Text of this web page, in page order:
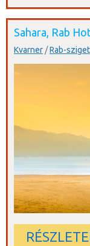
Sahara, Rab
Kvarner /Rab-sziget